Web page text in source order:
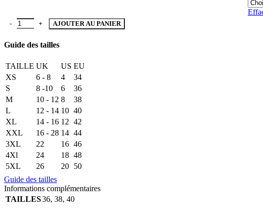
AJOUTER AU PANIER
Guide des tailles
TAILLE UK US EU
XS
6 - 8 4
34
S
8 -10 6
36
M
10 - 12 8
38
L
12 - 14 10 40
XL
14 - 16 12 42
XXL
16 - 28 14 44
3XL
22 16 46
4Xl
24 18 48
5XL
26 20 50
Guide des tailles
Informations complémentaires
TAILLES36, 38, 40